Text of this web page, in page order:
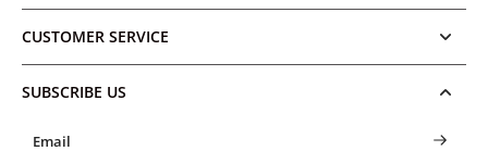
CUSTOMER SERVICE
SUBSCRIBE US
Email